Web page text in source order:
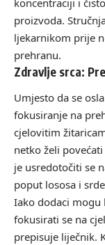
proizvoda.
ljekarnikom prije
prehranu.
Zdravlje srca:
Umjesto da se
fokusiranje na
cjelovitim
netko želi
je usredotočiti se
poput lososa i
Iako dodaci mogu
fokusirati se na
prepisuje liječnik.